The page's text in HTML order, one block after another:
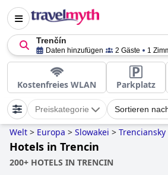
Trenčín
Daten hinzufügen 2 Gäste 1
Kostenfreies WLAN Parkplatz
Preiskategorie Sortieren
Welt > Europa > Slowakei > Trenciansky
Hotels in Trencin
200+ HOTELS IN TRENCIN